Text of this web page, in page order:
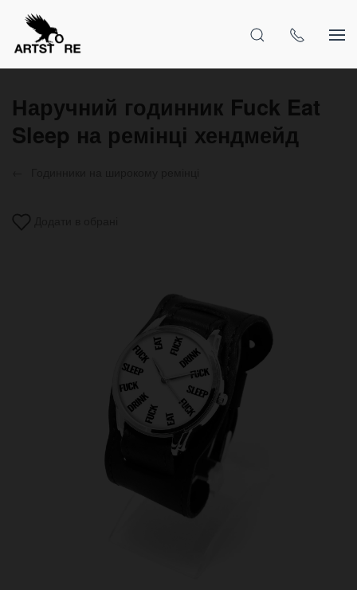
Наручний годинник Fuck Eat
Sleep на ремінці хендмейд